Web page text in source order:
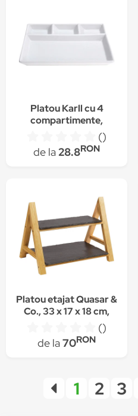
Platou Karll cu 4
compartimente,
()
de la28.8RON
Platou etajat Quasar &
Co., 33 x 17 x 18 cm,
aperitive/prajituri/candy
bar, 2 niveluri,
()
de la70RON
1 2 3